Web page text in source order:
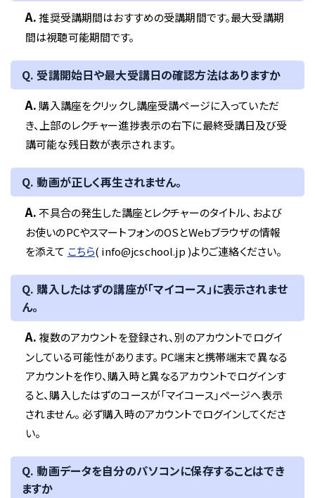
A.推奨受講期間はおすすめの受講期間です。最大受講期
間は視聴可能期間です。
Q. 受講開始日や最大受講日の確認方法はありますか
A. 購入講座をクリックし講座受講ページに入っていただ
き、上部のレクチャー進捗表示の右下に最終受講日及び受
講可能な残日数が表示されます。
Q. 動画が正しく再生されません。
A.不具合の発生した講座とレクチャーのタイトル、および
お使いのPCやスマートフォンのOSとWebブラウザの情報
を添えて こちら( info@jcschool.jp )よりご連絡ください。
Q. 購入したはずの講座が「マイコース」に表示されませ
ん。
A. 複数のアカウントを登録され、別のアカウントでログイ
ンしている可能性があります。 PC端末と携帯端末で異なる
アカウントを作り、購入時と異なるアカウントでログインす
ると、購入したはずのコースが「マイコース」ページへ表示
されません。 必ず購入時のアカウントでログインしてくださ
い。
Q. 動画データを自分のパソコンに保存することはでき
ますか